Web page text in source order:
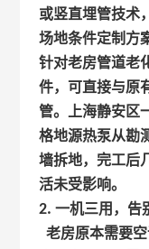
或竖直埋管技术
场地条件定制方
针对老房管道老
件，可直接与原
管。上海静安区
格地源热泵从勘
墙拆地，完工后
活未受影响。
2. 一机三用，告
老房原本需要